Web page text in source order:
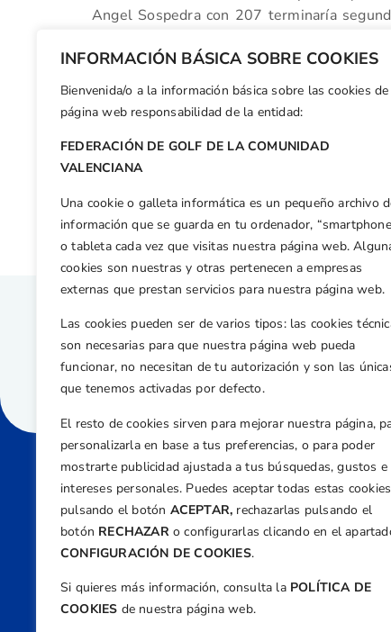
INFORMACIÓN BÁSICA SOBRE COOKIES
Bienvenida/o a la información básica sobre las cookies
página web responsabilidad de la entidad:
FEDERACIÓN DE GOLF DE LA COMUNIDAD
VALENCIANA
Una cookie o galleta informática es un pequeño archivo
información que se guarda en tu ordenador,
o tableta cada vez que visitas nuestra página web.
cookies son nuestras y otras pertenecen a empresas
externas que prestan servicios para nuestra página web.
Las cookies pueden ser de varios tipos: las cookies
son necesarias para que nuestra página web pueda
funcionar, no necesitan de tu autorización y son las
que tenemos activadas por defecto.
El resto de cookies sirven para mejorar nuestra página,
personalizarla en base a tus preferencias, o para poder
mostrarte publicidad ajustada a tus búsquedas, gustos e
intereses personales. Puedes aceptar todas estas cookies
pulsando el botón ACEPTAR, rechazarlas pulsando el
botón RECHAZARo configurarlas clicando en el
CONFIGURACIÓN DE COOKIES.
Si quieres más información, consulta la POLÍTICA DE
COOKIES de nuestra página web.
Angel Sospedra con 207 terminaría
Facebook
X WhatsApp
LinkedIn
Email